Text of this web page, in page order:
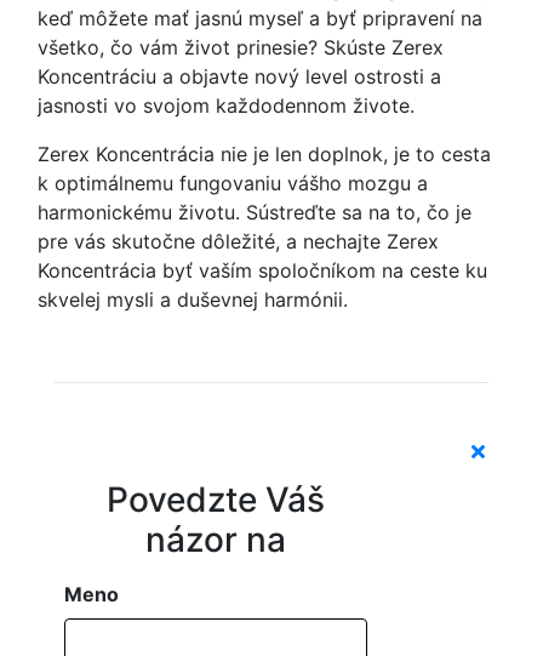
keď môžete mať jasnú myseľ a byť pripravení na
všetko, čo vám život prinesie? Skúste Zerex
Koncentráciu a objavte nový level ostrosti a
jasnosti vo svojom každodennom živote.
Zerex Koncentrácia nie je len doplnok, je to cesta
k optimálnemu fungovaniu vášho mozgu a
harmonickému životu. Sústreďte sa na to, čo je
pre vás skutočne dôležité, a nechajte Zerex
Koncentrácia byť vaším spoločníkom na ceste ku
skvelej mysli a duševnej harmónii.
Povedzte Váš
názor na
Meno